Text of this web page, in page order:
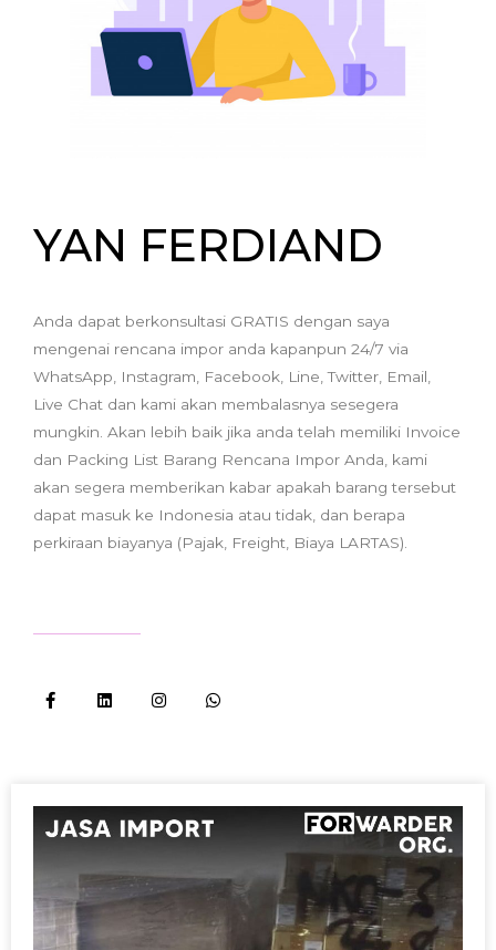
YAN FERDIAND
Anda dapat berkonsultasi GRATIS dengan saya
mengenai rencana impor anda kapanpun 24/7 via
WhatsApp, Instagram, Facebook, Line, Twitter, Email,
Live Chat dan kami akan membalasnya sesegera
mungkin. Akan lebih baik jika anda telah memiliki Invoice
dan Packing List Barang Rencana Impor Anda, kami
akan segera memberikan kabar apakah barang tersebut
dapat masuk ke Indonesia atau tidak, dan berapa
perkiraan biayanya (Pajak, Freight, Biaya LARTAS).